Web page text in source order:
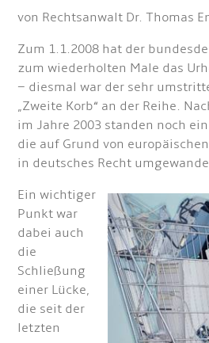
von Rechtsanwalt Dr. Thomas
Zum 1.1.2008 hat der
zum wiederholten Male das
– diesmal war der sehr
„Zweite Korb“ an der Reihe.
im Jahre 2003 standen noch
die auf Grund von
in deutsches Recht
Ein wichtiger
Punkt war
dabei auch
die
Schließung
einer Lücke,
die seit der
letzten